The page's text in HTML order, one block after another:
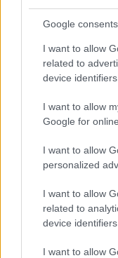
Google consents
I want to allow
related to
device identifiers
I want to allow
Google for
I want to allow
personalized
I want to allow
related to
device identifiers
I want to allow
Continua a